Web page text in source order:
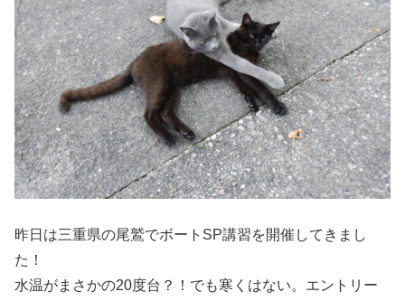
昨日は三重県の尾鷲でボートSP講習を開催してきまし
た！
水温がまさかの20度台？！でも寒くはない。エントリー